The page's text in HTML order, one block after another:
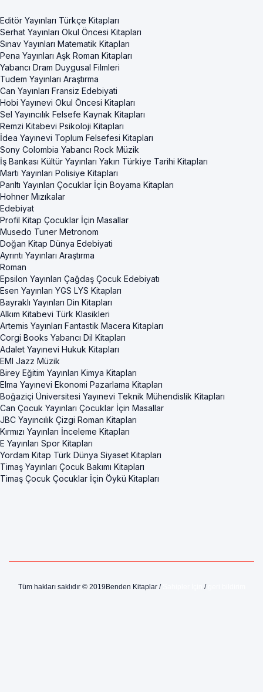
Editör Yayınları Türkçe Kitapları
Serhat Yayınları Okul Öncesi Kitapları
Sınav Yayınları Matematik Kitapları
Pena Yayınları Aşk Roman Kitapları
Yabancı Dram Duygusal Filmleri
Tudem Yayınları Araştırma
Can Yayınları Fransiz Edebiyati
Hobi Yayınevi Okul Öncesi Kitapları
Sel Yayıncılık Felsefe Kaynak Kitapları
Remzi Kitabevi Psikoloji Kitapları
İdea Yayınevi Toplum Felsefesi Kitapları
Sony Colombia Yabancı Rock Müzik
İş Bankası Kültür Yayınları Yakın Türkiye Tarihi Kitapları
Martı Yayınları Polisiye Kitapları
Parıltı Yayınları Çocuklar İçin Boyama Kitapları
Hohner Mızıkalar
Edebiyat
Profil Kitap Çocuklar İçin Masallar
Musedo Tuner Metronom
Doğan Kitap Dünya Edebiyati
Ayrıntı Yayınları Araştırma
Roman
Epsilon Yayınları Çağdaş Çocuk Edebiyatı
Esen Yayınları YGS LYS Kitapları
Bayraklı Yayınları Din Kitapları
Alkım Kitabevi Türk Klasikleri
Artemis Yayınları Fantastik Macera Kitapları
Corgi Books Yabancı Dil Kitapları
Adalet Yayınevi Hukuk Kitapları
EMI Jazz Müzik
Birey Eğitim Yayınları Kimya Kitapları
Elma Yayınevi Ekonomi Pazarlama Kitapları
Boğaziçi Üniversitesi Yayınevi Teknik Mühendislik Kitapları
Can Çocuk Yayınları Çocuklar İçin Masallar
JBC Yayıncılık Çizgi Roman Kitapları
Kırmızı Yayınları İnceleme Kitapları
E Yayınları Spor Kitapları
Yordam Kitap Türk Dünya Siyaset Kitapları
Timaş Yayınları Çocuk Bakımı Kitapları
Timaş Çocuk Çocuklar İçin Öykü Kitapları
Tüm hakları saklıdır © 2019Benden Kitaplar / /